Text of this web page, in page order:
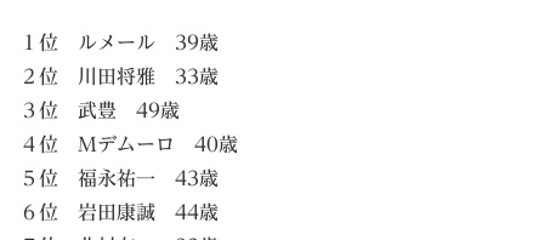
１位 ルメール 39歳
２位 川田将雅 33歳
３位 武豊 49歳
４位 Mデムーロ 40歳
５位 福永祐一 43歳
６位 岩田康誠 44歳